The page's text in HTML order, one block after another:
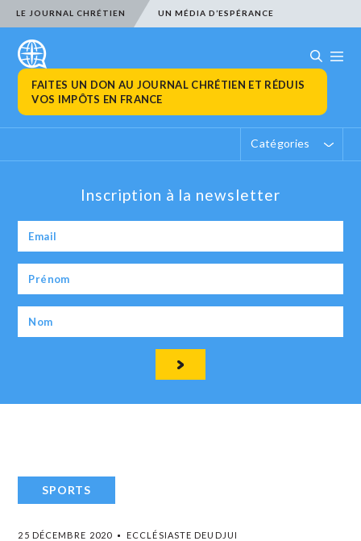
LE JOURNAL CHRÉTIEN UN MÉDIA D’ESPÉRANCE
FAITES UN DON AU JOURNAL CHRÉTIEN ET RÉDUIS
VOS IMPÔTS EN FRANCE
Catégories
Inscription à la newsletter
SPORTS
25 DÉCEMBRE 2020 ECCLÉSIASTE DEUDJUI